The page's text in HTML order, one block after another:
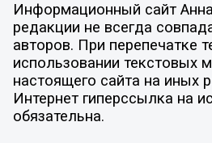
Информационный сайт
редакции не всегда
авторов. При перепечатке
использовании текстовых
настоящего сайта на иных
Интернет гиперссылка на
обязательна.